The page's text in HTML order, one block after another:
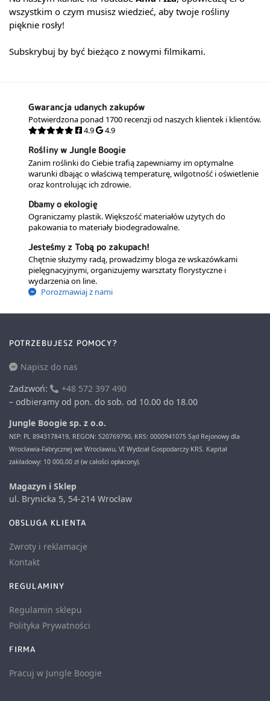
wszystkim o czym musisz wiedzieć, aby twoje rośliny
pięknie rosły!
Subskrybuj by być bieżąco z nowymi filmikami.
Gwarancja udanych zakupów
Potwierdzona ponad 1700 recenzji od naszych klientek i klientów.
4.9
4.9
Rośliny w Jungle Boogie
Zanim roślinki do Ciebie trafią zapewniamy im optymalne
warunki dbając o właściwą temperaturę, wilgotność i oświetlenie
oraz kontrolując ich zdrowie.
Dbamy o ekologię
Ograniczamy plastik. Większość materiałów użytych do
pakowania to materiały biodegradowalne.
Jesteśmy z Tobą po zakupach!
Chętnie służymy radą, prowadzimy bloga ze wskazówkami
pielęgnacyjnymi, organizujemy warsztaty florystyczne i
wydarzenia on line.
Porozmawiaj z nami
POTRZEBUJESZ POMOCY?
Napisz do nas
Zadzwoń:
+48 572 397 490
– odbieramy od pon. do sob. od 10.00 do 18.00
Jungle Boogie sp. z o.o.
NIP: PL 8943178419, REGON: 520769790, KRS: 0000941075 Sąd Rejonowy dla
Wrocławia-Fabrycznej we Wrocławiu, VI Wydział Gospodarczy KRS. Kapitał
zakładowy: 10 000,00 zł (w całości opłacony).
Magazyn i Sklep
ul. Brynicka 5, 54-214 Wrocław
OBSLUGA KLIENTA
Zwroty i reklamacje
Kontakt
REGULAMINY
Regulamin sklepu
Polityka Prywatności
FIRMA
Pracuj w Jungle Boogie